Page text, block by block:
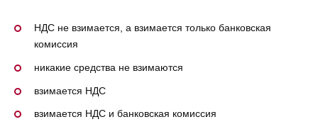
НДС не взимается, а взимается только банковская
комиссия
никакие средства не взимаются
взимается НДС
взимается НДС и банковская комиссия